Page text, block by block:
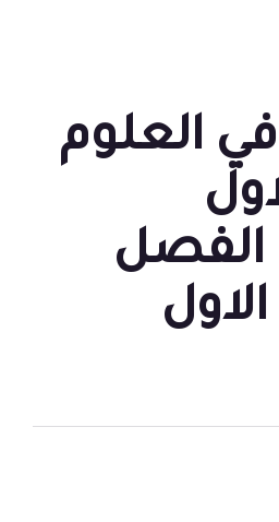
العلوم
الفصل